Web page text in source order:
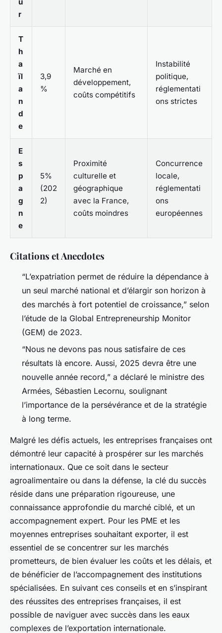
r
T
h
a
ïl
a
n
d
e
3,9
%
Marché en
développement,
coûts compétitifs
Instabilité
politique,
réglementati
ons strictes
E
s
p
a
g
n
e
5%
(202
2)
Proximité
culturelle et
géographique
avec la France,
coûts moindres
Concurrence
locale,
réglementati
ons
européennes
Citations et Anecdotes
“L’expatriation permet de réduire la dépendance à
un seul marché national et d’élargir son horizon à
des marchés à fort potentiel de croissance,” selon
l’étude de la Global Entrepreneurship Monitor
(GEM) de 2023.
“Nous ne devons pas nous satisfaire de ces
résultats là encore. Aussi, 2025 devra être une
nouvelle année record,” a déclaré le ministre des
Armées, Sébastien Lecornu, soulignant
l’importance de la persévérance et de la stratégie
à long terme.
Malgré les défis actuels, les entreprises françaises ont
démontré leur capacité à prospérer sur les marchés
internationaux. Que ce soit dans le secteur
agroalimentaire ou dans la défense, la clé du succès
réside dans une préparation rigoureuse, une
connaissance approfondie du marché ciblé, et un
accompagnement expert. Pour les PME et les
moyennes entreprises souhaitant exporter, il est
essentiel de se concentrer sur les marchés
prometteurs, de bien évaluer les coûts et les délais, et
de bénéficier de l’accompagnement des institutions
spécialisées. En suivant ces conseils et en s’inspirant
des réussites des entreprises françaises, il est
possible de naviguer avec succès dans les eaux
complexes de l’exportation internationale.